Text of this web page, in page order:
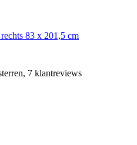
83 x 201,5 cm
7 klantreviews